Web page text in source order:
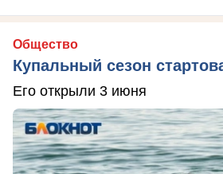
Общество
Купальный сезон
Его открыли 3 июня